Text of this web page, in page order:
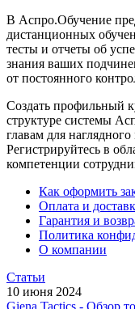
В Аспро.Обучение
дистанционных
тесты и отчеты об
знания ваших
от постоянного
Создать профильный
структуре системы
главам для
Регистрируйтесь в
компетенции
Как оформить
Оплата и
Гарантия и
Политика
О компании
Статьи
10 июня 2024
Giena Tactics - Обзор